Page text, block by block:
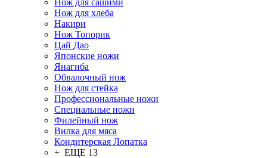
Нож для сашими
Нож для хлеба
Накири
Нож Топорик
Цай Дао
Японские ножи
Янагиба
Обвалочный нож
Нож для стейка
Профессиональные ножи
Специальные ножи
Филейный нож
Вилка для мяса
Кондитерская Лопатка
+ ЕЩЕ 13